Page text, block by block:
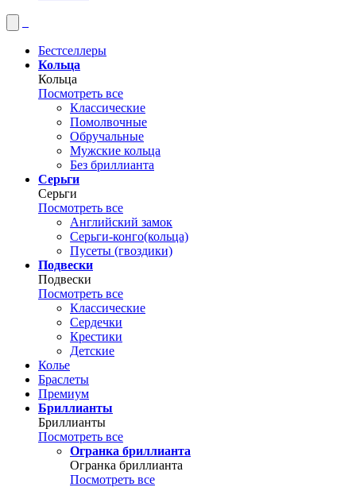
Бестселлеры
Кольца
Кольца
Посмотреть все
Классические
Помолвочные
Обручальные
Мужские кольца
Без бриллианта
Серьги
Серьги
Посмотреть все
Английский замок
Серьги-конго(кольца)
Пусеты (гвоздики)
Подвески
Подвески
Посмотреть все
Классические
Сердечки
Крестики
Детские
Колье
Браслеты
Премиум
Бриллианты
Бриллианты
Посмотреть все
Огранка бриллианта
Огранка бриллианта
Посмотреть все